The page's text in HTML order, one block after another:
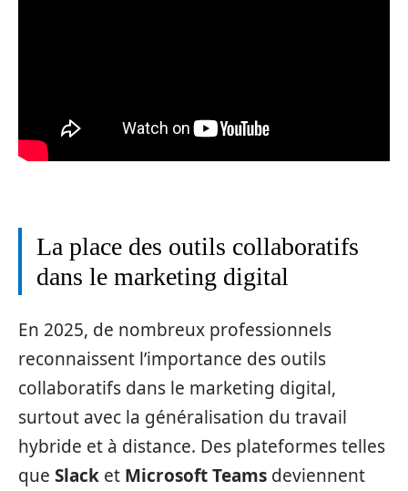
La place des outils collaboratifs
dans le marketing digital
En 2025, de nombreux professionnels
reconnaissent l’importance des outils
collaboratifs dans le marketing digital,
surtout avec la généralisation du travail
hybride et à distance. Des plateformes telles
que Slack et Microsoft Teams deviennent